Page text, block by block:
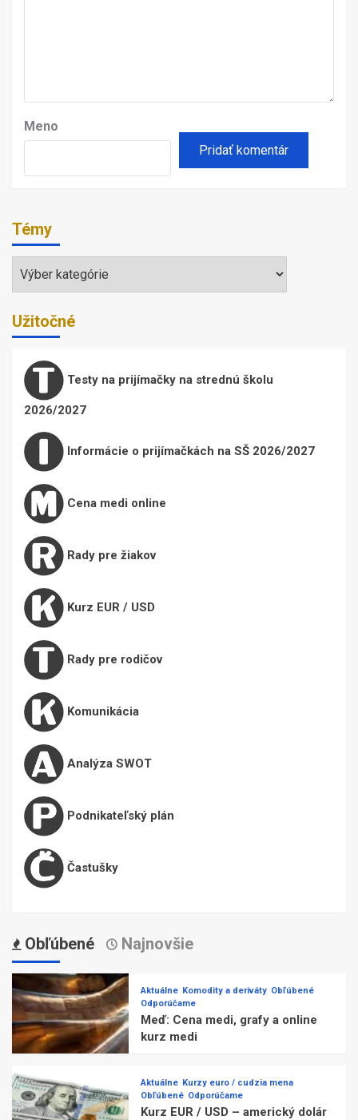
Meno
Témy
Témy
Užitočné
Testy na prijímačky na strednú školu
2026/2027
Informácie o prijímačkách na SŠ 2026/2027
Cena medi online
Rady pre žiakov
Kurz EUR / USD
Rady pre rodičov
Komunikácia
Analýza SWOT
Podnikateľský plán
Častušky
Obľúbené Najnovšie
Aktuálne Komodity a deriváty Obľúbené
Odporúčame
Meď: Cena medi, grafy a online
kurz medi
Aktuálne Kurzy euro / cudzia mena
Obľúbené Odporúčame
Kurz EUR / USD – americký dolár